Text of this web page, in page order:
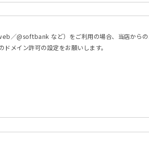
／@softbank など）をご利用の場合、当店からの
メイン許可の設定をお願いします。